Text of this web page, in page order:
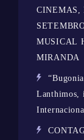
CINEMAS,
MUSICAL
MIRANDA
Lanthimos,